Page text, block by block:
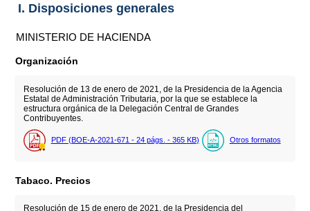
I. Disposiciones generales
MINISTERIO DE HACIENDA
Organización
Resolución de 13 de enero de 2021, de la Presidencia de la Agencia
Estatal de Administración Tributaria, por la que se establece la
estructura orgánica de la Delegación Central de Grandes
Contribuyentes.
PDF (BOE-A-2021-671 - 24 págs. - 365 KB) Otros formatos
Tabaco. Precios
Resolución de 15 de enero de 2021, de la Presidencia del